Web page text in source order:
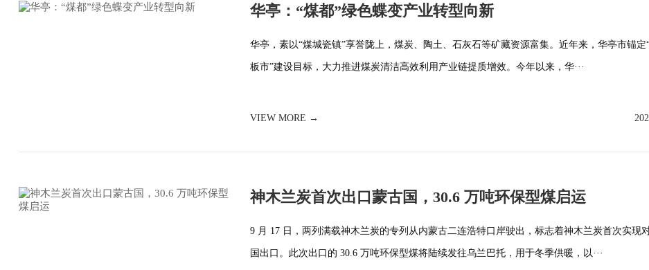
华亭：“煤都”绿色蝶变产业转型向新
华亭，素以“煤城瓷镇”享誉陇上，煤炭、陶土、石灰石等矿藏资源富集。近年来，华亭市锚定
板市”建设目标，大力推进煤炭清洁高效利用产业链提质增效。今年以来，华···
VIEW MORE →
神木兰炭首次出口蒙古国，30.6 万吨环保型煤启运
9 月 17 日，两列满载神木兰炭的专列从内蒙古二连浩特口岸驶出，标志着神木兰炭首次实现
国出口。此次出口的 30.6 万吨环保型煤将陆续发往乌兰巴托，用于冬季供暖，以···